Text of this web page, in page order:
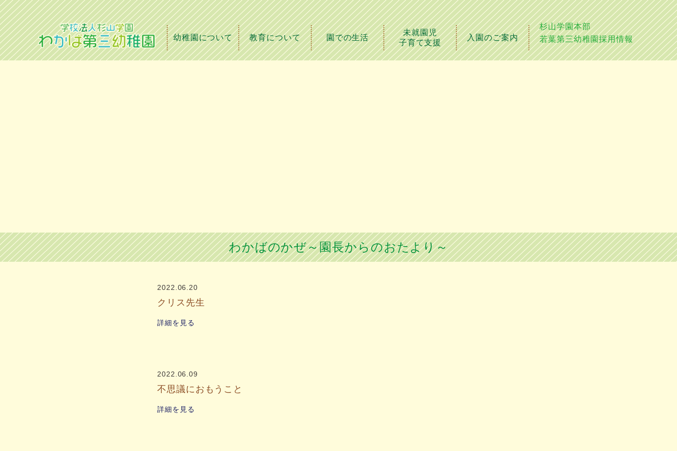
幼稚園について 教育について 園での生活
未就園児
子育て支援
入園のご案内
杉山学園本部
若葉第三幼稚園採用情報
わかばのかぜ～園長からのおたより～
2022.06.20
クリス先生
詳細を見る
2022.06.09
不思議におもうこと
詳細を見る